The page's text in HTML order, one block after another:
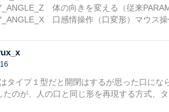
体の向きを変える（従来
口感情操作（口変形）マウス
タイプ１型だと開閉はするが思った口にな
たのが、人の口と同じ形を再現する方式、